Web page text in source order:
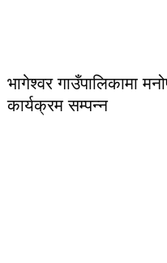
भागेश्वर गाउँपालिकामा
कार्यक्रम सम्पन्न